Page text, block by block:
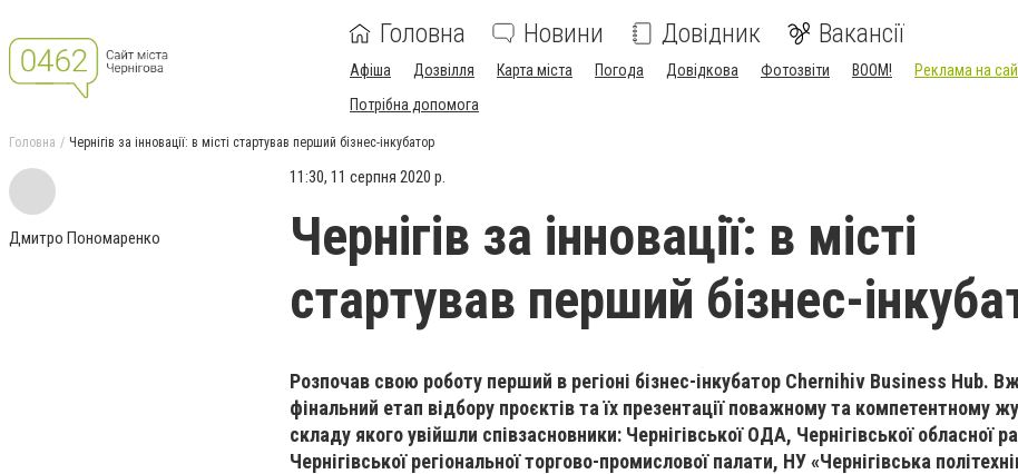
Головна Новини Довідник Вакансії
Афіша Дозвілля Карта міста Погода Довідкова Фотозвіти BOOM! Реклама на
Потрібна допомога
Головна Чернігів за інновації: в місті стартував перший бізнес-інкубатор
Дмитро Пономаренко
11:30, 11 серпня 2020 р.
Чернігів за інновації: в місті
стартував перший бізнес-
Розпочав свою роботу перший в регіоні бізнес-інкубатор Chernihiv Business Hub.
фінальний етап відбору проєктів та їх презентації поважному та компетентному
складу якого увійшли співзасновники: Чернігівської ОДА, Чернігівської обласної
Чернігівськоїрегіональноїторгово-промисловоїпалати, НУ«Чернігівська